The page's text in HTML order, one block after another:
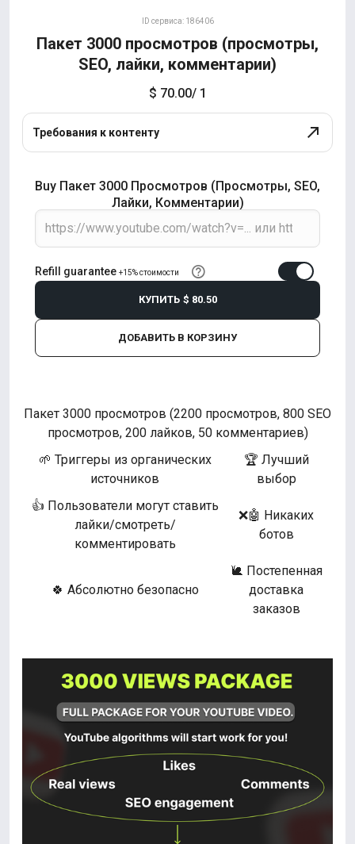
ID сервиса: 186406
Пакет 3000 просмотров (просмотры,
SEO, лайки, комментарии)
$ 70.00/ 1
Требования к контенту
Buy Пакет 3000 Просмотров (просмотры, SEO,
Лайки, Комментарии)
Refill guarantee +15% стоимости
ДОБАВИТЬ В КОРЗИНУ
КУПИТЬ $ 80.50
Пакет 3000 просмотров (2200 просмотров, 800 SEO
просмотров, 200 лайков, 50 комментариев)
🌱 Триггеры из органических
источников
🏆 Лучший
выбор
👍 Пользователи могут ставить
лайки/смотреть/
комментировать
❌🤖 Никаких
ботов
🍀 Абсолютно безопасно
🐌 Постепенная
доставка
заказов